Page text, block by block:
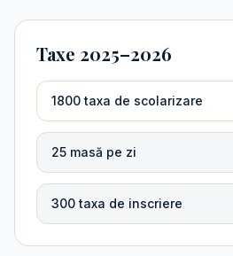
Taxe 2025–2026
1800 taxa de scolarizare
25 masă pe zi
300 taxa de inscriere